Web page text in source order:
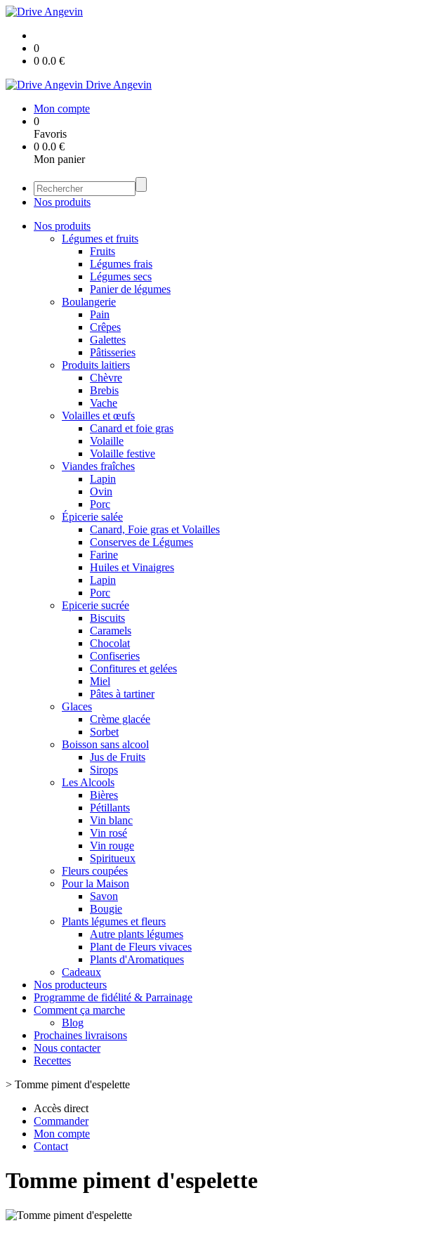
0
0 0.0 €
Drive Angevin
Mon compte
0
Favoris
0 0.0 €
Mon panier
Nos produits
Nos produits
Légumes et fruits
Fruits
Légumes frais
Légumes secs
Panier de légumes
Boulangerie
Pain
Crêpes
Galettes
Pâtisseries
Produits laitiers
Chèvre
Brebis
Vache
Volailles et œufs
Canard et foie gras
Volaille
Volaille festive
Viandes fraîches
Lapin
Ovin
Porc
Épicerie salée
Canard, Foie gras et Volailles
Conserves de Légumes
Farine
Huiles et Vinaigres
Lapin
Porc
Epicerie sucrée
Biscuits
Caramels
Chocolat
Confiseries
Confitures et gelées
Miel
Pâtes à tartiner
Glaces
Crème glacée
Sorbet
Boisson sans alcool
Jus de Fruits
Sirops
Les Alcools
Bières
Pétillants
Vin blanc
Vin rosé
Vin rouge
Spiritueux
Fleurs coupées
Pour la Maison
Savon
Bougie
Plants légumes et fleurs
Autre plants légumes
Plant de Fleurs vivaces
Plants d'Aromatiques
Cadeaux
Nos producteurs
Programme de fidélité & Parrainage
Comment ça marche
Blog
Prochaines livraisons
Nous contacter
Recettes
> Tomme piment d'espelette
Accès direct
Commander
Mon compte
Contact
Tomme piment d'espelette